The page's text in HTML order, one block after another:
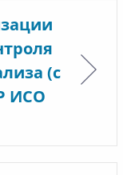
(с
ИСО